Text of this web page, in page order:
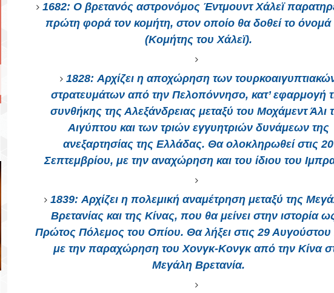
1682: Ο βρετανός αστρονόμος Έντμουντ Χάλεϊ
πρώτη φορά τον κομήτη, στον οποίο θα δοθεί το όνομά
(Κομήτης του Χάλεϊ).
1828: Αρχίζει η αποχώρηση των
στρατευμάτων από την Πελοπόννησο, κατ’ εφαρμογή
συνθήκης της Αλεξάνδρειας μεταξύ του Μοχάμεντ Άλι
Αιγύπτου και των τριών εγγυητριών δυνάμεων της
ανεξαρτησίας της Ελλάδας. Θα ολοκληρωθεί στις 20
Σεπτεμβρίου, με την αναχώρηση και του ίδιου του
1839: Αρχίζει η πολεμική αναμέτρηση μεταξύ της
Βρετανίας και της Κίνας, που θα μείνει στην ιστορία
Πρώτος Πόλεμος του Οπίου. Θα λήξει στις 29 Αυγούστου
με την παραχώρηση του Χονγκ-Κονγκ από την Κίνα
Μεγάλη Βρετανία.